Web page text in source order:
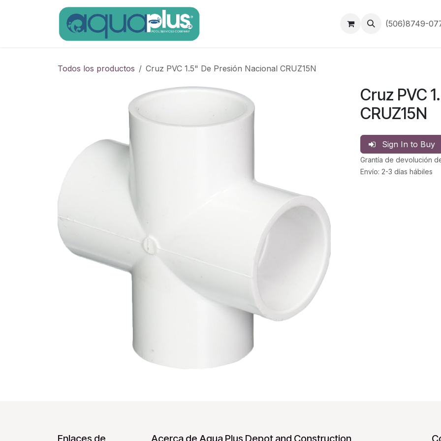
(506)8749-
Todos los productos Cruz PVC 1.5" De Presión Nacional CRUZ15N
Cruz PVC
CRUZ15N
Sign In to Buy
Grantía de devolución
Envío: 2-3 días hábiles
Enlaces de Acerca de Aqua Plus Depot and Construction